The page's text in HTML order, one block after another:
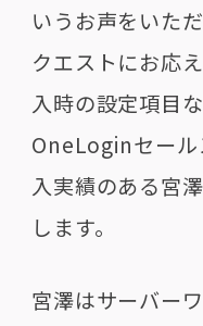
いうお声をいた
クエストにお応
入時の設定項目
OneLoginセール
入実績のある宮
します。
宮澤はサーバー